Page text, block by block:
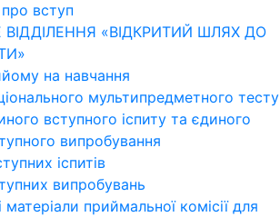
вступ
ВІДДІЛЕННЯ «ВІДКРИТИЙ ШЛЯХ ДО
на навчання
мультипредметного тесту
вступного іспиту та єдиного
випробування
іспитів
випробувань
матеріали приймальної комісії для